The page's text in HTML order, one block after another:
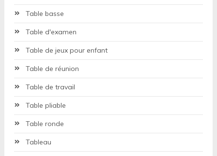
Table basse
Table d'examen
Table de jeux pour enfant
Table de réunion
Table de travail
Table pliable
Table ronde
Tableau